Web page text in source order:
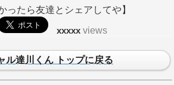
ったら友達とシェアしてや】
xxxxx views
ル達川くん トップに戻る